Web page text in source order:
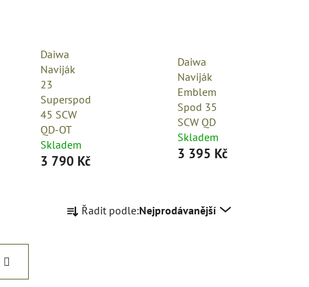
Daiwa
Naviják
23
Superspod
45 SCW
QD-OT
Skladem
3 790 Kč
Daiwa
Naviják
Emblem
Spod 35
SCW QD
Skladem
3 395 Kč
a Řadit podle:Nejprodávanější